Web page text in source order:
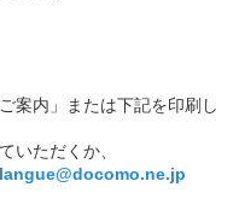
案内」または下記を印刷し
いただくか、
langue@docomo.ne.jp